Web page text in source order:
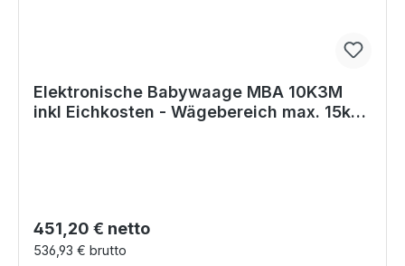
Elektronische Babywaage MBA 10K3M
inkl Eichkosten - Wägebereich max. 15kg,
Regulärer Preis:
451,20 € netto
536,93 € brutto